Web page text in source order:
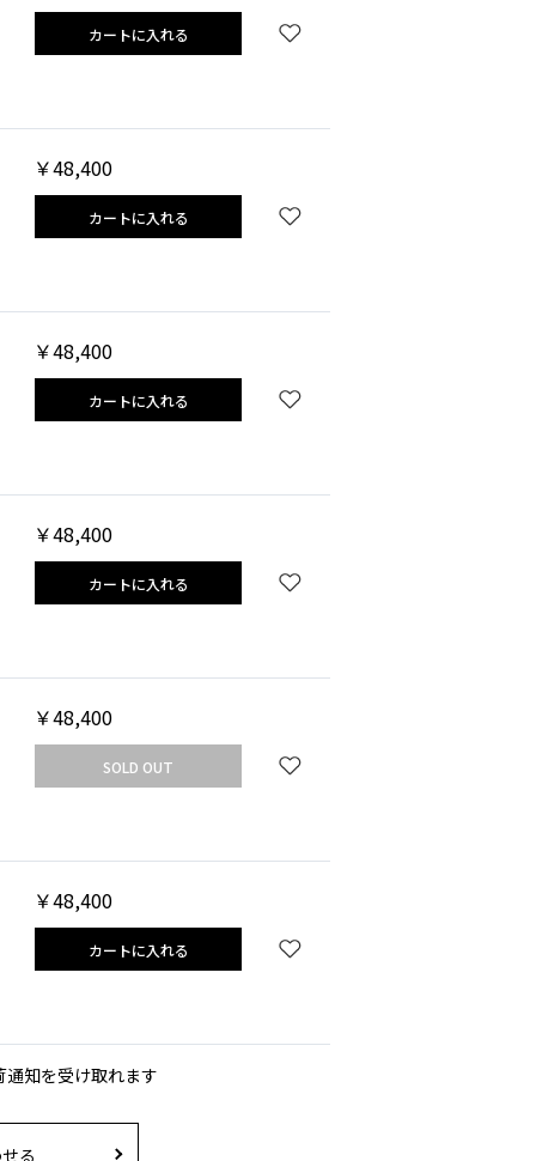
カートに入れる
￥48,400
カートに入れる
￥48,400
カートに入れる
￥48,400
カートに入れる
￥48,400
SOLD OUT
￥48,400
カートに入れる
知を受け取れます
る